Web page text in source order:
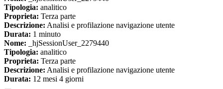
Tipologia: analitico
Proprieta: Terza parte
Descrizione: Analisi e profilazione navigazione utente
Durata: 1 minuto
Nome: _hjSessionUser_2279440
Tipologia: analitico
Proprieta: Terza parte
Descrizione: Analisi e profilazione navigazione utente
Durata: 12 mesi 4 giorni